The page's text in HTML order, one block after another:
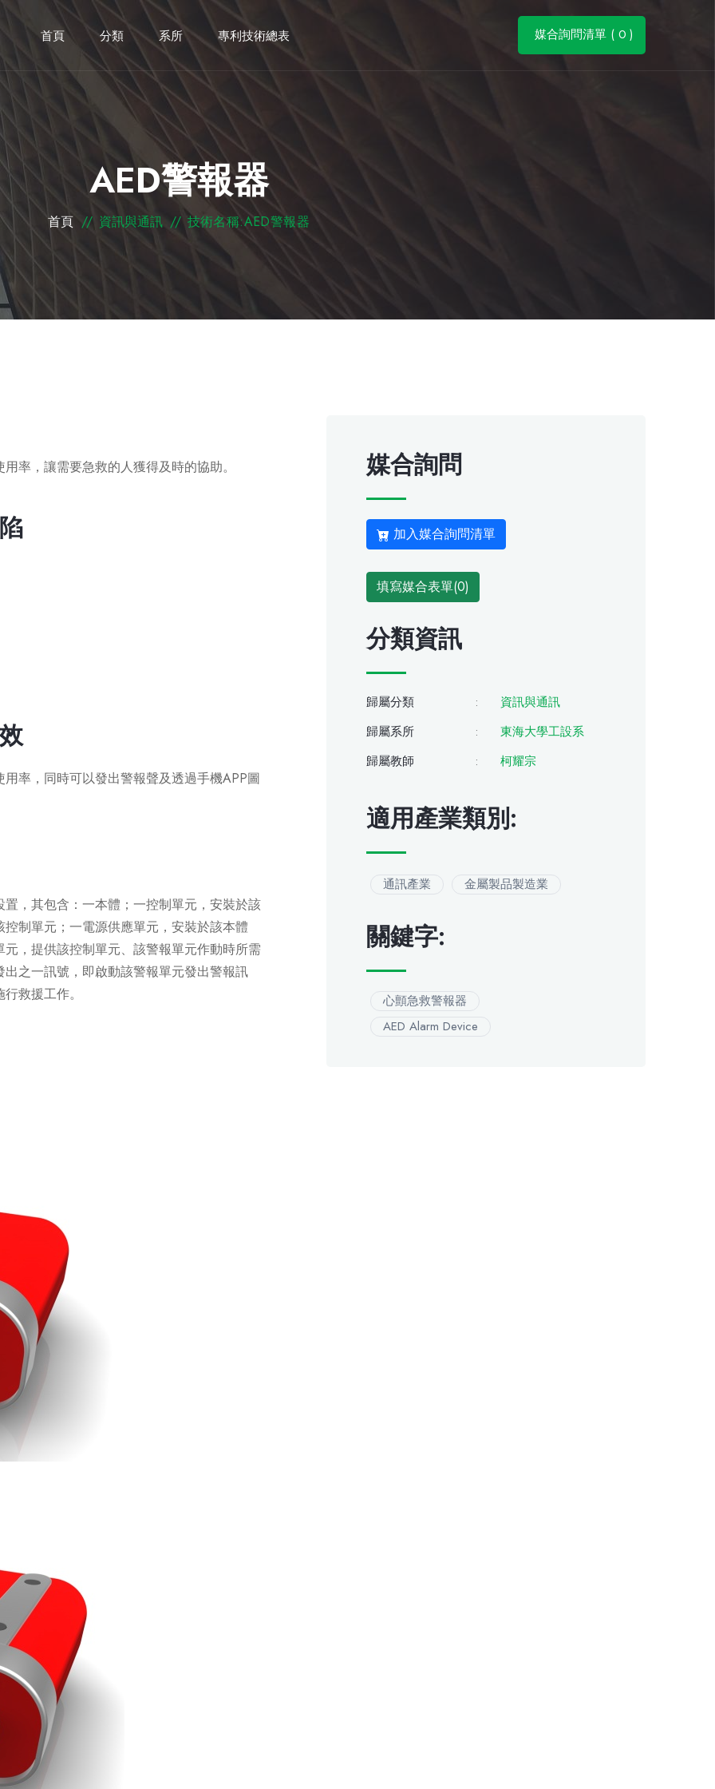
首頁 分類 系所 專利技術總表 媒合詢問清單 ( 0 )
AED警報器
首頁 // 資訊與通訊 // 技術名稱:AED警報器
率，讓需要急救的人獲得及時的協助。
率，同時可以發出警報聲及透過手機APP圖
，其包含：一本體；一控制單元，安裝於該
制單元；一電源供應單元，安裝於該本體
，提供該控制單元、該警報單元作動時所需
之一訊號，即啟動該警報單元發出警報訊
救援工作。
媒合詢問
加入媒合詢問清單
填寫媒合表單(0)
分類資訊
歸屬分類 :
資訊與通訊
歸屬系所
:
東海大學工設系
歸屬教師
: 柯耀宗
適用產業類別:
通訊產業 金屬製品製造業
關鍵字:
心顫急救警報器
AED Alarm Device